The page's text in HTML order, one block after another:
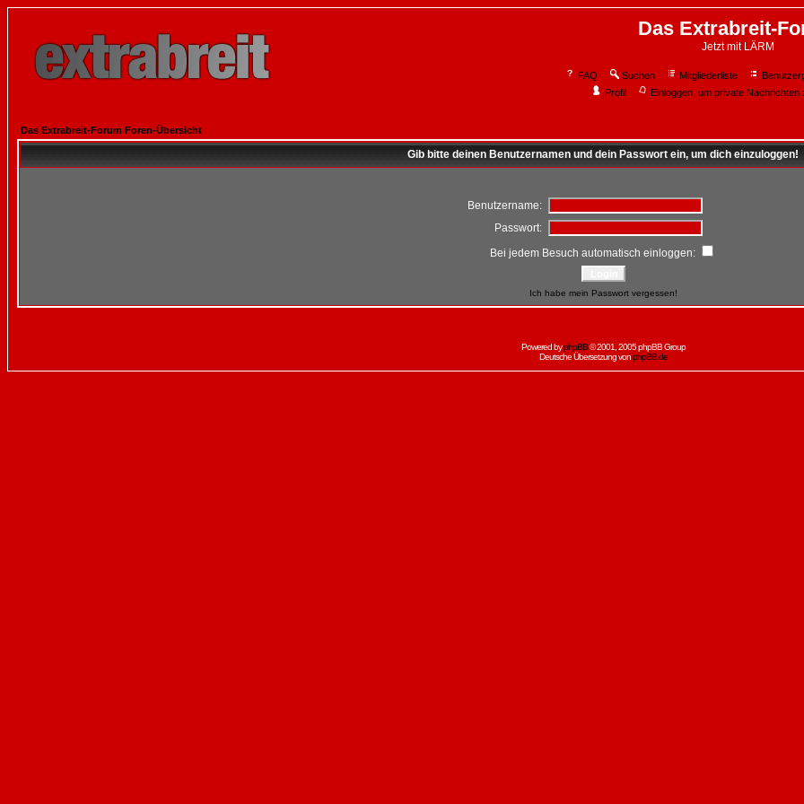
Das Extrabreit-
Jetzt mit LÄRM
FAQ Suchen Mitgliederliste
Profil
Einloggen, um private Nachrichten
Das Extrabreit-Forum Foren-Übersicht
Gib bitte deinen Benutzernamen und dein Passwort ein, um dich einzuloggen!
Benutzername:
Passwort:
Bei jedem Besuch automatisch einloggen:
Ich habe mein Passwort vergessen!
Powered byphpBB© 2001, 2005 phpBB Group
Deutsche Übersetzung vonphpBB.de